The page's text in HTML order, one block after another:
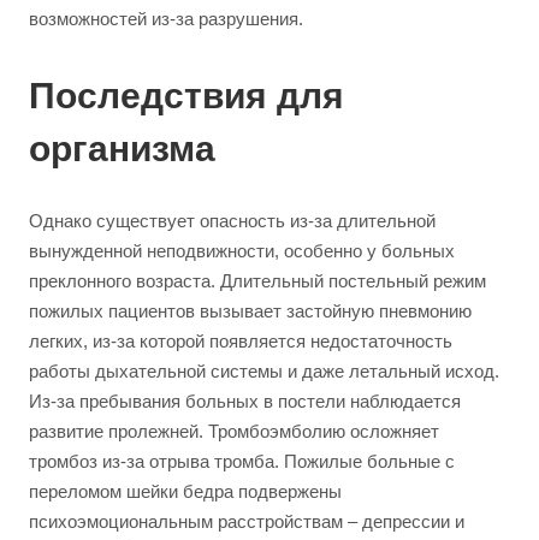
возможностей из-за разрушения.
Последствия для
организма
Однако существует опасность из-за длительной
вынужденной неподвижности, особенно у больных
преклонного возраста. Длительный постельный режим
пожилых пациентов вызывает застойную пневмонию
легких, из-за которой появляется недостаточность
работы дыхательной системы и даже летальный исход.
Из-за пребывания больных в постели наблюдается
развитие пролежней. Тромбоэмболию осложняет
тромбоз из-за отрыва тромба. Пожилые больные с
переломом шейки бедра подвержены
психоэмоциональным расстройствам – депрессии и